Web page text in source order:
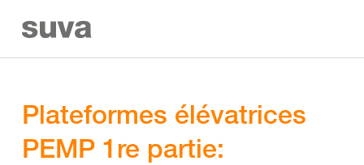
Plateformes élévatrices
PEMP 1re partie: